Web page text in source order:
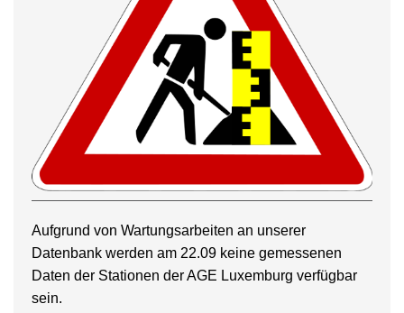
Aufgrund von Wartungsarbeiten an unserer
Datenbank werden am 22.09 keine gemessenen
Daten der Stationen der AGE Luxemburg verfügbar
sein.